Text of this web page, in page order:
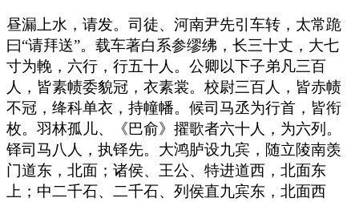
昼漏上水，请发。司徒、河南尹先引车转，太常跪
曰“请拜送”。载车著白系参缪绋，长三十丈，大七
寸为輓，六行，行五十人。公卿以下子弟凡三百
人，皆素帻委貌冠，衣素裳。校尉三百人，皆赤帻
不冠，绛科单衣，持幢幡。候司马丞为行首，皆衔
枚。羽林孤儿、《巴俞》擢歌者六十人，为六列。
铎司马八人，执铎先。大鸿胪设九宾，随立陵南羡
门道东，北面；诸侯、王公、特进道西，北面东
上；中二千石、二千石、列侯直九宾东，北面西